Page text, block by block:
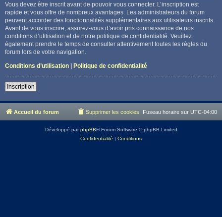
Vous devez être inscrit avant de pouvoir vous connecter. L’inscription est
rapide et vous offre de nombreux avantages. Les administrateurs du forum
peuvent accorder des fonctionnalités supplémentaires aux utilisateurs inscrits.
Avant de vous inscrire, assurez-vous d’avoir pris connaissance de nos
conditions d’utilisation et de notre politique de confidentialité. Veuillez
également prendre le temps de consulter attentivement toutes les règles du
forum lors de votre navigation.
Conditions d’utilisation | Politique de confidentialité
Inscription
Accueil du forum Fuseau horaire sur UTC-04:00
Supprimer les cookies
Développé parphpBB® Forum Software © phpBB Limited
Confidentialité | Conditions